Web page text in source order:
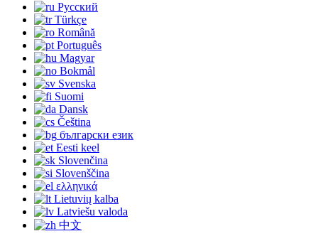
Русский
Türkçe
Română
Português
Magyar
Bokmål
Svenska
Suomi
Dansk
Čeština
български език
Eesti keel
Slovenčina
Slovenščina
ελληνικά
Lietuvių kalba
Latviešu valoda
中文